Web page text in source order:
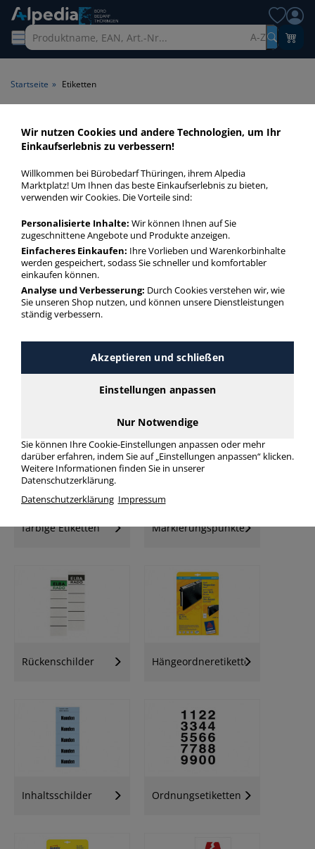
A-Z
Startseite » Etiketten
Etiketten
Sie Ordnung mit unseren Etiketten zum Einstecken oder
Selber-Bedrucken!
Etiketten
mehr Infos zur Kategorie
Universaletiketten
Universal-
farbige Etiketten Markierungspunkte
Rückenschilder Hängeordneretiketten
Inhaltsschilder Ordnungsetiketten
Wir nutzen Cookies und andere Technologien, um Ihr
Einkaufserlebnis zu verbessern!
Willkommen bei Bürobedarf Thüringen, ihrem Alpedia
Marktplatz! Um Ihnen das beste Einkaufserlebnis zu bieten,
verwenden wir Cookies. Die Vorteile sind:
Personalisierte Inhalte: Wir können Ihnen auf Sie
zugeschnittene Angebote und Produkte anzeigen.
Einfacheres Einkaufen: Ihre Vorlieben und Warenkorbinhalte
werden gespeichert, sodass Sie schneller und komfortabler
einkaufen können.
Analyse und Verbesserung: Durch Cookies verstehen wir, wie
Sie unseren Shop nutzen, und können unsere Dienstleistungen
ständig verbessern.
Akzeptieren und schließen
Einstellungen anpassen
Nur Notwendige
Sie können Ihre Cookie-Einstellungen anpassen oder mehr
darüber erfahren, indem Sie auf „Einstellungen anpassen“ klicken.
Weitere Informationen finden Sie in unserer
Datenschutzerklärung.
Datenschutzerklärung Impressum